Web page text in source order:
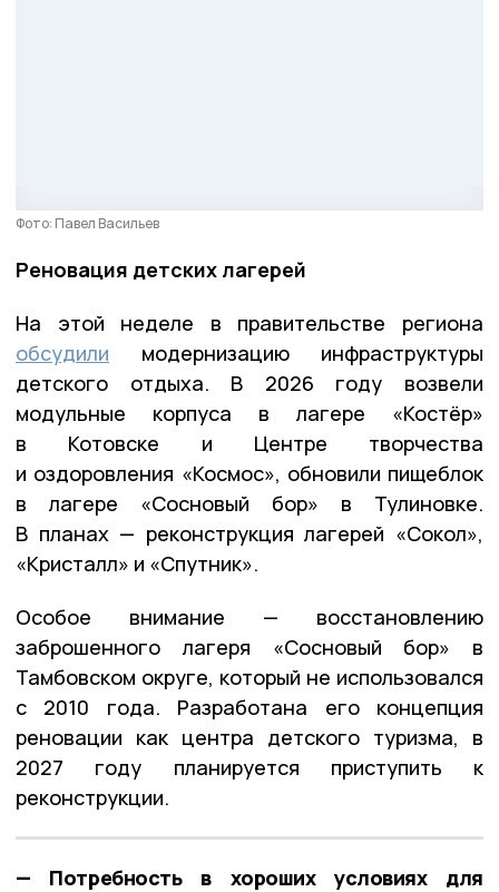
Фото: Павел Васильев
Реновация детских лагерей
На этой неделе в правительстве региона
обсудили модернизацию инфраструктуры
детского отдыха. В 2026 году возвели
модульные корпуса в лагере «Костёр»
в Котовске и Центре творчества
и оздоровления «Космос», обновили пищеблок
в лагере «Сосновый бор» в Тулиновке.
В планах — реконструкция лагерей «Сокол»,
«Кристалл» и «Спутник».
Особое внимание — восстановлению
заброшенного лагеря «Сосновый бор» в
Тамбовском округе, который не использовался
с 2010 года. Разработана его концепция
реновации как центра детского туризма, в
2027 году планируется приступить к
реконструкции.
— Потребность в хороших условиях для